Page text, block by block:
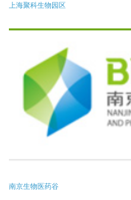
上海聚科生物园区
南京生物医药谷